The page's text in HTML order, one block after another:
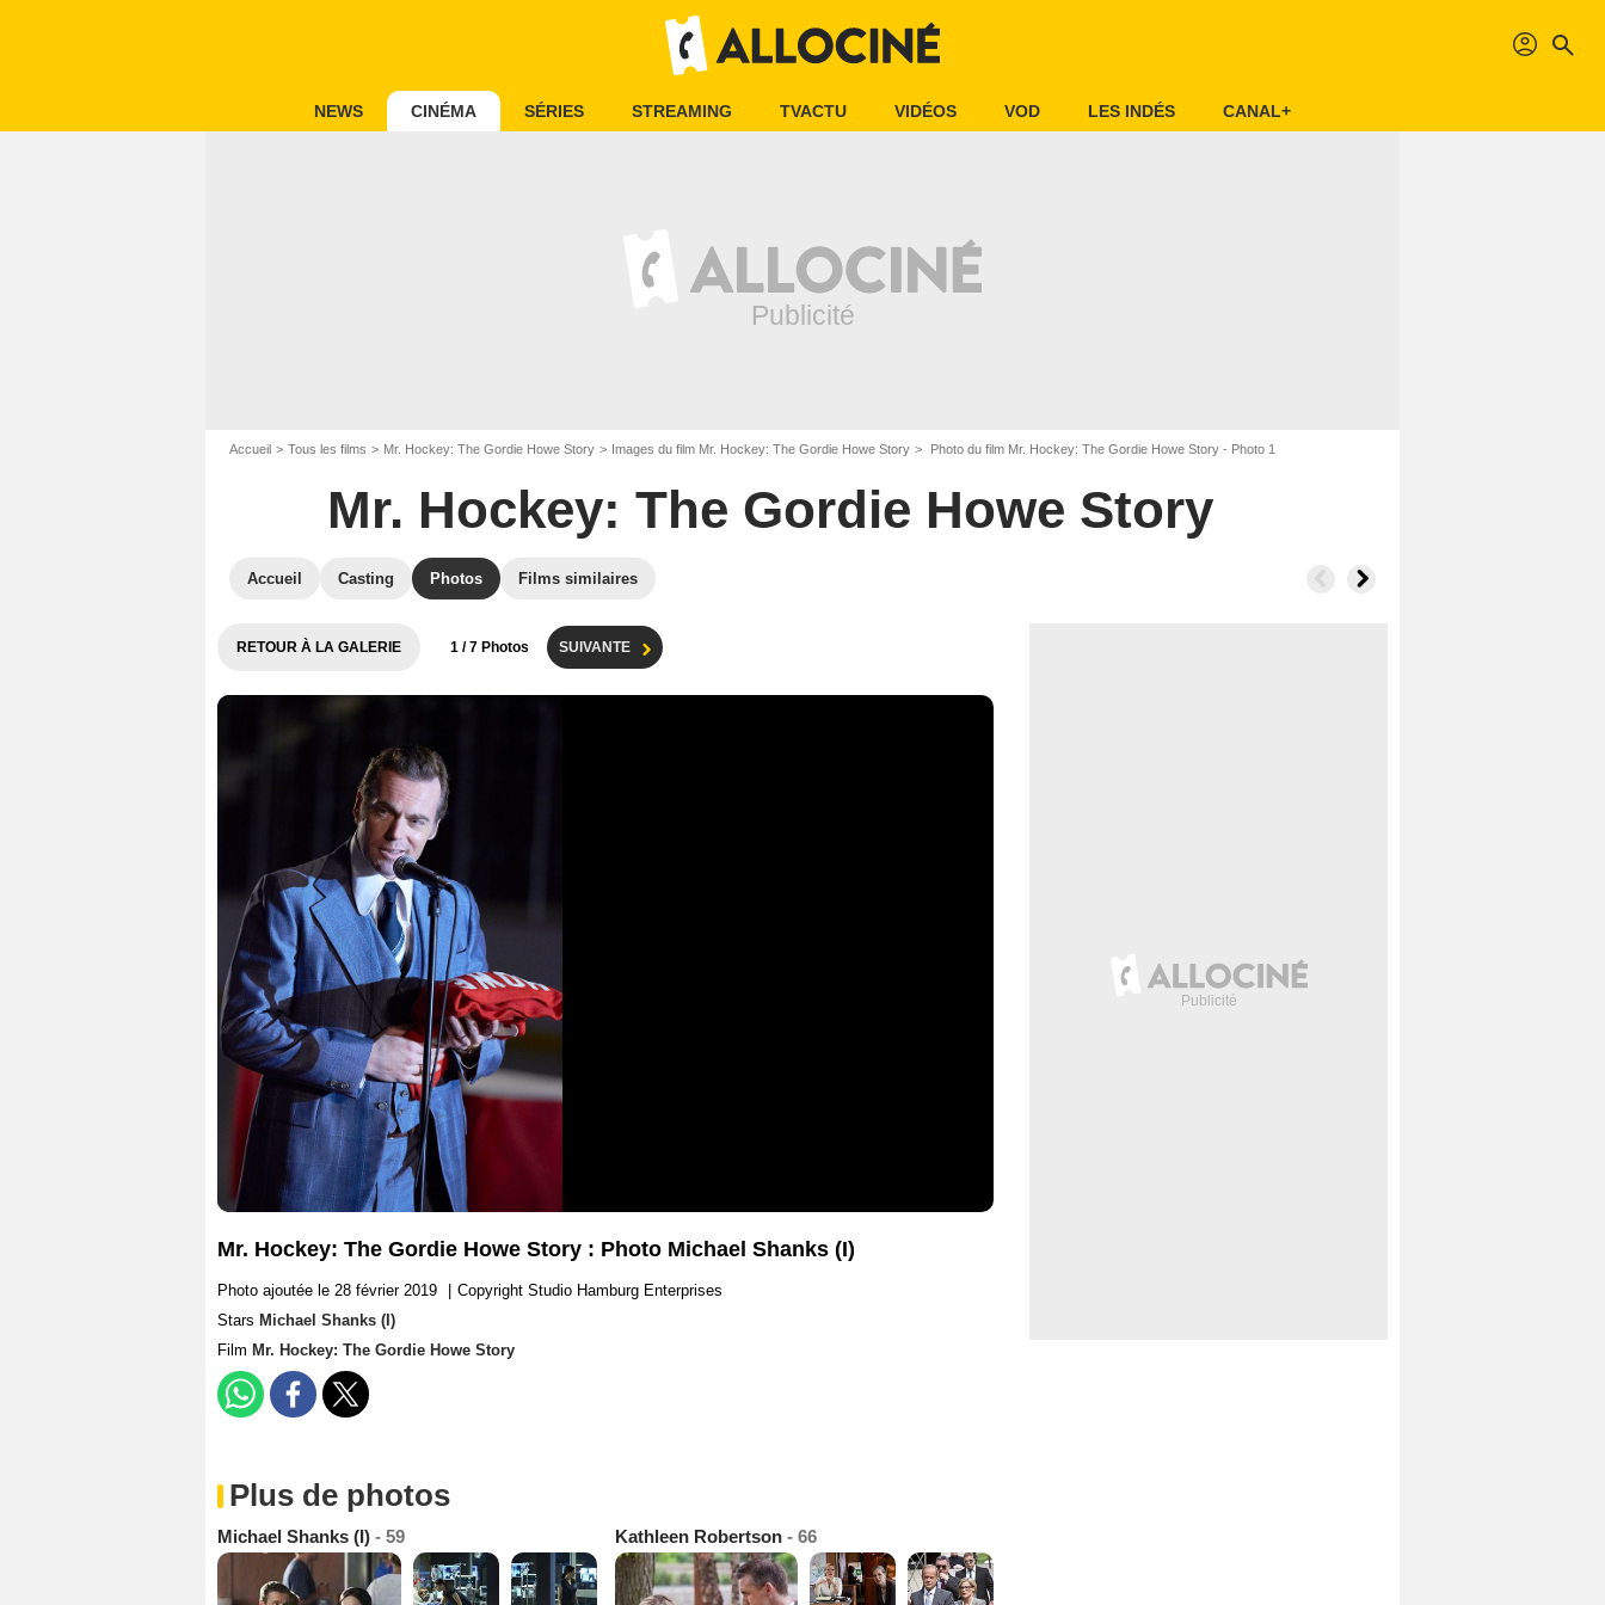
profil search
NEWS CINÉMA SÉRIES STREAMING TVACTU VIDÉOS VOD LES INDÉS CANAL+
Accueil Tous les films Mr. Hockey: The Gordie Howe Story Images du film Mr. Hockey: The Gordie Howe Story Photo du film Mr. Hockey: The Gordie Howe Story - Photo 1
Mr. Hockey: The Gordie Howe Story
Accueil Casting Photos Films similaires
RETOUR À LA GALERIE 1 / 7 Photos SUIVANTE
Mr. Hockey: The Gordie Howe Story : Photo Michael Shanks (I)
Photo ajoutée le 28 février 2019
Copyright Studio Hamburg Enterprises
Stars Michael Shanks (I)
Film Mr. Hockey: The Gordie Howe Story
Plus de photos
Michael Shanks (I) - 59 Kathleen Robertson - 66